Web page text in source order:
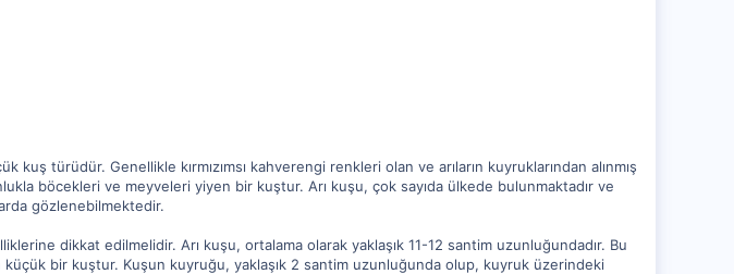
türüdür. Genellikle kırmızımsı kahverengi renkleri olan ve arıların kuyruklarından alınmış
böcekleri ve meyveleri yiyen bir kuştur. Arı kuşu, çok sayıda ülkede bulunmaktadır ve
gözlenebilmektedir.
dikkat edilmelidir. Arı kuşu, ortalama olarak yaklaşık 11-12 santim uzunluğundadır. Bu
küçük bir kuştur. Kuşun kuyruğu, yaklaşık 2 santim uzunluğunda olup, kuyruk üzerindeki